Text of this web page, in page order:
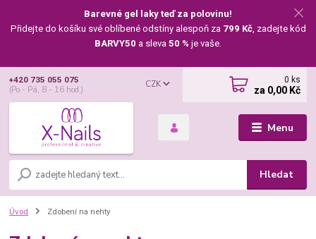
Barevné gel laky teď za polovinu!
Přidejte do košíku své oblíbené odstíny alespoň za 799 Kč, zadejte kód
BARVY50 a sleva 50 % je vaše.
Menu
CZK
Hledat
+420 735 055 075
(Po - Pá, 8 - 16 hod.)
0 ks
za 0,00 Kč
Úvod Zdobení na nehty